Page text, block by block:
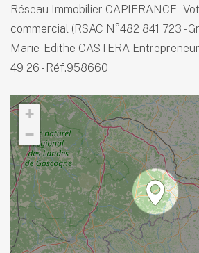
+
−
Réseau Immobilier CAPIFRANCE -
commercial (RSAC N°482 841 723 -
Marie-Edithe CASTERA
49 26 - Réf.958660